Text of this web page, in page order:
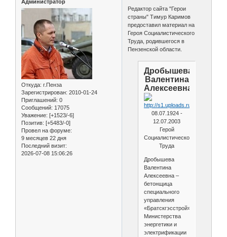
Администратор
Откуда: г.Пенза
Зарегистрирован: 2010-01-24
Приглашений: 0
Сообщений: 17075
Уважение: [+1523/-6]
Позитив: [+5483/-0]
Провел на форуме:
9 месяцев 22 дня
Последний визит:
2026-07-08 15:06:26
Редактор сайта "Герои
страны" Тимур Каримов
предоставил материал на
Героя Социалистического
Труда, родившегося в
Пензенской области.
Дробышева
Валентина
Алексеевна
08.07.1924 -
12.07.2003
Герой
Социалистического
Труда
Дробышева
Валентина
Алексеевна –
бетонщица
специального
управления
«Братскгэсстрой»
Министерства
энергетики и
электрификации